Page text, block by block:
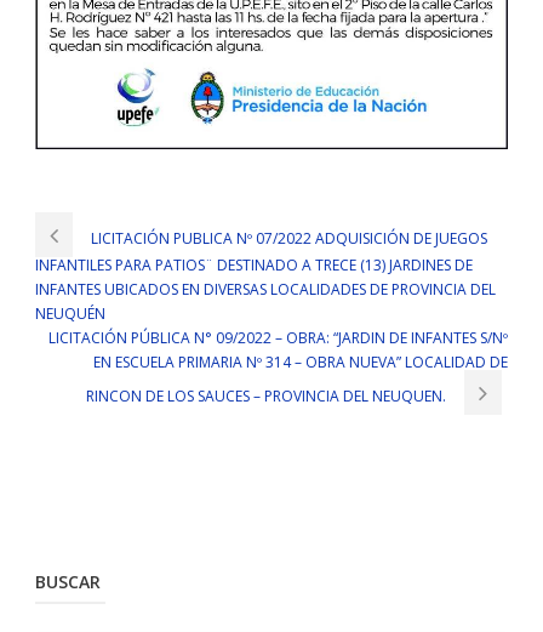
LICITACIÓN PUBLICA Nº 07/2022 ADQUISICIÓN DE JUEGOS
INFANTILES PARA PATIOS¨ DESTINADO A TRECE (13) JARDINES DE
INFANTES UBICADOS EN DIVERSAS LOCALIDADES DE PROVINCIA DEL
NEUQUÉN
LICITACIÓN PÚBLICA N° 09/2022 – OBRA: “JARDIN DE INFANTES S/Nº
EN ESCUELA PRIMARIA Nº 314 – OBRA NUEVA” LOCALIDAD DE
RINCON DE LOS SAUCES – PROVINCIA DEL NEUQUEN.
BUSCAR